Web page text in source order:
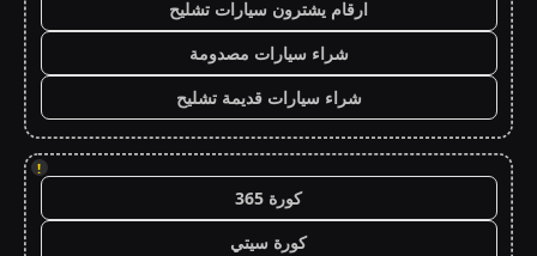
ارقام يشترون سيارات تشليح
شراء سيارات مصدومة
شراء سيارات قديمة تشليح
!
كورة 365
كورة سيتي